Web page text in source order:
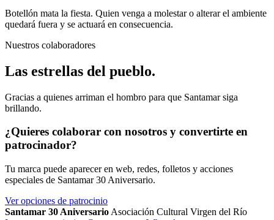
Botellón mata la fiesta. Quien venga a molestar o alterar el ambiente
quedará fuera y se actuará en consecuencia.
Nuestros colaboradores
Las estrellas del pueblo.
Gracias a quienes arriman el hombro para que Santamar siga
brillando.
¿Quieres colaborar con nosotros y convertirte en
patrocinador?
Tu marca puede aparecer en web, redes, folletos y acciones
especiales de Santamar 30 Aniversario.
Ver opciones de patrocinio
Santamar 30 Aniversario Asociación Cultural Virgen del Río